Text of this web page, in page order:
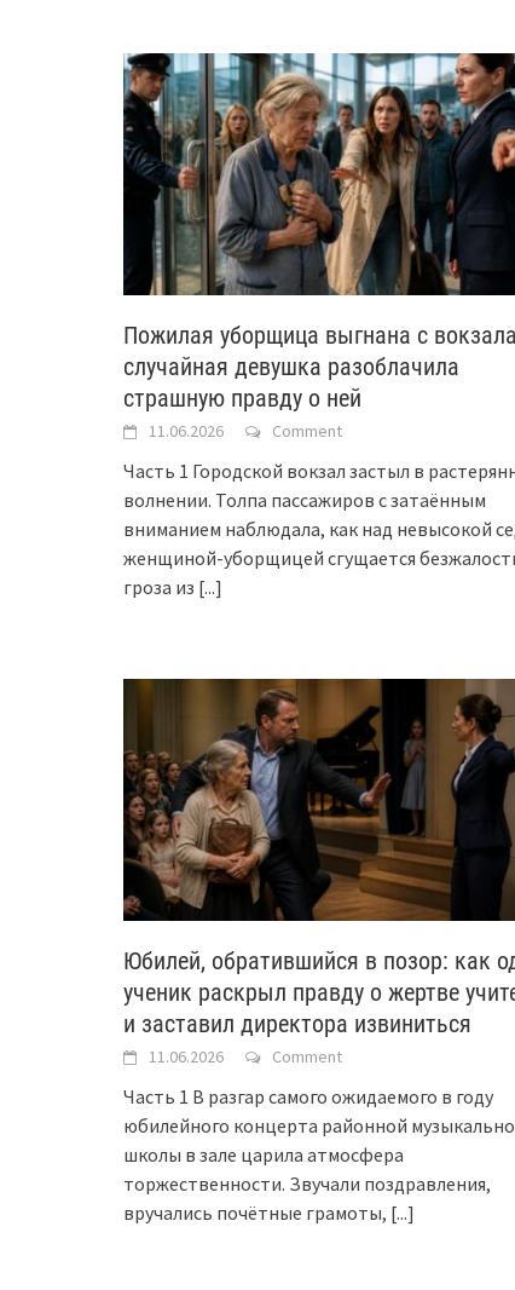
Пожилая уборщица выгнана с
случайная девушка разоблачила
страшную правду о ней
11.06.2026 Comment
Часть 1 Городской вокзал застыл в
волнении. Толпа пассажиров с затаённым
вниманием наблюдала, как над невысокой
женщиной-уборщицей сгущается
гроза из [...]
Юбилей, обратившийся в позор: как
ученик раскрыл правду о жертве
и заставил директора извиниться
11.06.2026 Comment
Часть 1 В разгар самого ожидаемого в году
юбилейного концерта районной
школы в зале царила атмосфера
торжественности. Звучали поздравления,
вручались почётные грамоты, [...]